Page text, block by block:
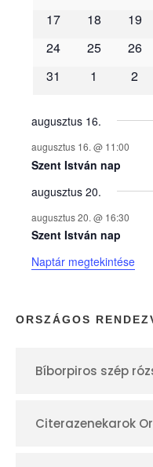
m
é
n
y
e
k
n
a
p
r
17
18 19
24
25 26
31
1 2
augusztus 16.
augusztus 16. @ 11:00
Szent István nap
augusztus 20.
augusztus 20. @ 16:30
Szent István nap
Naptár megtekintése
ORSZÁGOS
Bíborpiros szép
Citerazenekarok